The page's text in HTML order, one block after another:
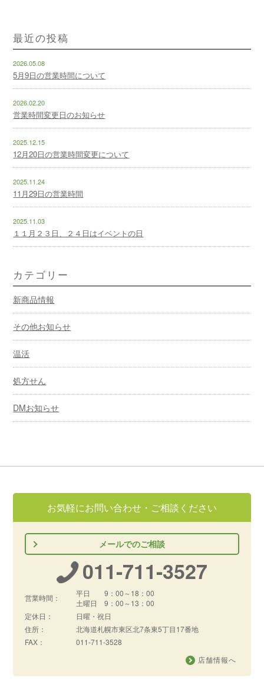
最近の投稿
2026.05.08
5月9日の営業時間について
2026.02.20
営業時間変更日のお知らせ
2025.12.15
12月20日の営業時間変更について
2025.11.24
11月29日の営業時間
2025.11.03
１１月２３日、２４日はイベントの日
カテゴリー
新商品情報
その他お知らせ
温活
処方せん
DMお知らせ
お気軽にお問い合わせ・ご相談ください
メールでのご相談
011-711-3527
営業時間：
平日 9：00～18：00
土曜日 9：00～13：00
定休日：
日曜・祝日
住所：
北海道札幌市東区北7条東5丁目17番地
FAX：
011-711-3528
店舗情報へ